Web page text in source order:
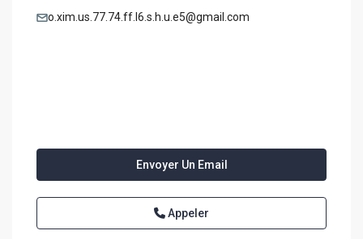
o.xim.us.77.74.ff.l6.s.h.u.e5@gmail.com
Envoyer Un Email
Appeler